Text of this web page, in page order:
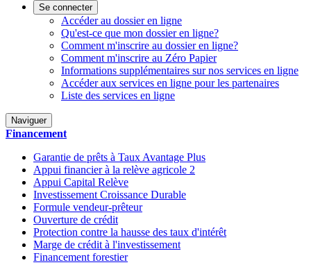
Se connecter
Accéder au dossier en ligne
Qu'est-ce que mon dossier en ligne?
Comment m'inscrire au dossier en ligne?
Comment m'inscrire au Zéro Papier
Informations supplémentaires sur nos services en ligne
Accéder aux services en ligne pour les partenaires
Liste des services en ligne
Naviguer
Financement
Garantie de prêts à Taux Avantage Plus
Appui financier à la relève agricole 2
Appui Capital Relève
Investissement Croissance Durable
Formule vendeur-prêteur
Ouverture de crédit
Protection contre la hausse des taux d'intérêt
Marge de crédit à l'investissement
Financement forestier